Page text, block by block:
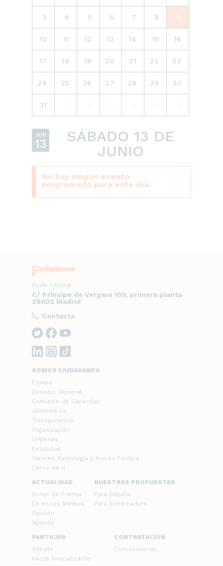
3 4 5 6 7 8 9
10 11 12 13 14 15 16
17 18 19 20 21 22 23
24 25 26 27 28 29 30
31
JUN
13
SÁBADO 13 DE
JUNIO
No hay ningún evento
programado para este día.
Sede Central
C/ Príncipe de Vergara 109, primera planta
28002 Madrid
Contacto
SOMOS CIUDADANOS
Equipo
Consejo General
Comisión de Garantías
Jóvenes Cs
Transparencia
Organización
Orígenes
Estatutos
Valores, Estrategia y Acción Política
Cerca de ti
ACTUALIDAD
Notas de Prensa
Cs en los Medios
Opinión
Agenda
NUESTRAS PROPUESTAS
Para España
Para Extremadura
PARTICIPA
Afíliate
Hazte Simpatizante
CONTRATACIÓN
Convocatorias